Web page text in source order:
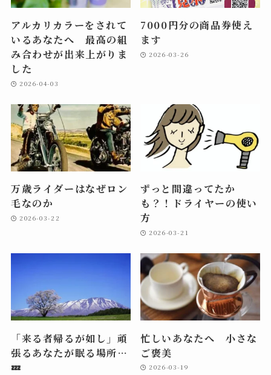
アルカリカラーをされて
いるあなたへ 最高の組
み合わせが出来上がりま
した
2026-04-03
7000円分の商品券使え
ます
2026-03-26
万歳ライダーはなぜロン
毛なのか
2026-03-22
ずっと間違ってたか
も？！ドライヤーの使い
方
2026-03-21
「来る者帰るが如し」頑
張るあなたが眠る場所…
💤
忙しいあなたへ 小さな
ご褒美
2026-03-19